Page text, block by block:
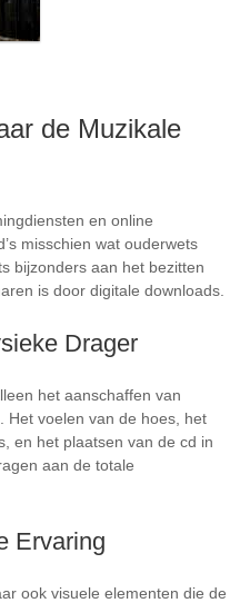
de Muzikale
en online
misschien wat ouderwets
bijzonders aan het bezitten
is door digitale downloads.
Drager
het aanschaffen van
Het voelen van de hoes, het
en het plaatsen van de cd in
aan de totale
Ervaring
ook visuele elementen die de